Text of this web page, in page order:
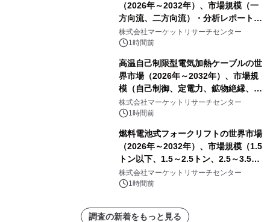
（2026年～2032年）、市場規模（一
方向流、二方向流）・分析レポートを
発表
株式会社マーケットリサーチセンター
1時間前
高温自己制限型電気加熱ケーブルの世
界市場（2026年～2032年）、市場規
模（自己制御、定電力、鉱物絶縁、表
皮効果）・分析レポートを発表
株式会社マーケットリサーチセンター
1時間前
燃料電池式フォークリフトの世界市場
（2026年～2032年）、市場規模（1.5
トン以下、1.5～2.5トン、2.5～3.5ト
ン、3.5～5.0トン、その他）・分析レ
ポートを発表
株式会社マーケットリサーチセンター
1時間前
調査の新着をもっと見る